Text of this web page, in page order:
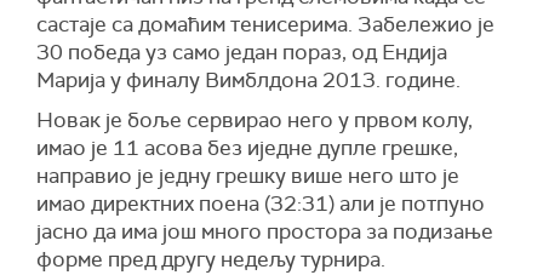
састаје са домаћим тенисерима. Забележио је
30 победа уз само један пораз, од Ендија
Марија у финалу Вимблдона 2013. године.
Новак је боље сервирао него у првом колу,
имао је 11 асова без иједне дупле грешке,
направио је једну грешку више него што је
имао директних поена (32:31) али је потпуно
јасно да има још много простора за подизање
форме пред другу недељу турнира.